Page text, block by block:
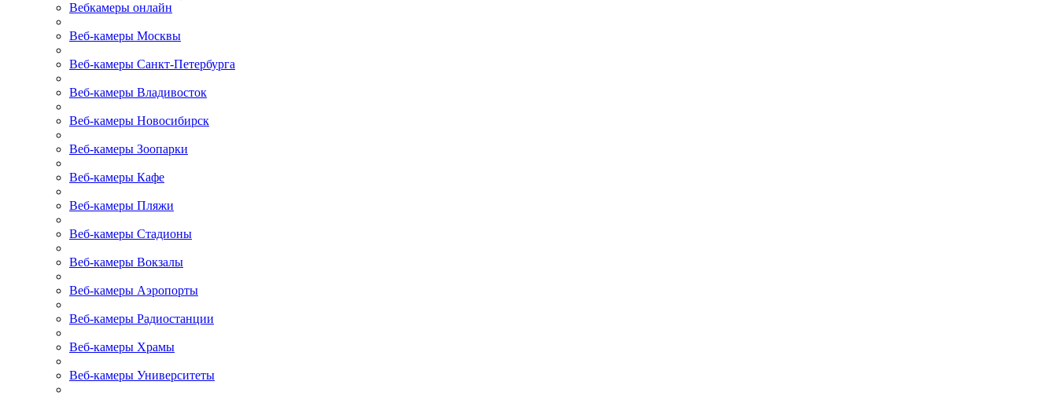
Вебкамеры онлайн
Веб-камеры Москвы
Веб-камеры Санкт-Петербурга
Веб-камеры Владивосток
Веб-камеры Новосибирск
Веб-камеры Зоопарки
Веб-камеры Кафе
Веб-камеры Пляжи
Веб-камеры Стадионы
Веб-камеры Вокзалы
Веб-камеры Аэропорты
Веб-камеры Радиостанции
Веб-камеры Храмы
Веб-камеры Университеты